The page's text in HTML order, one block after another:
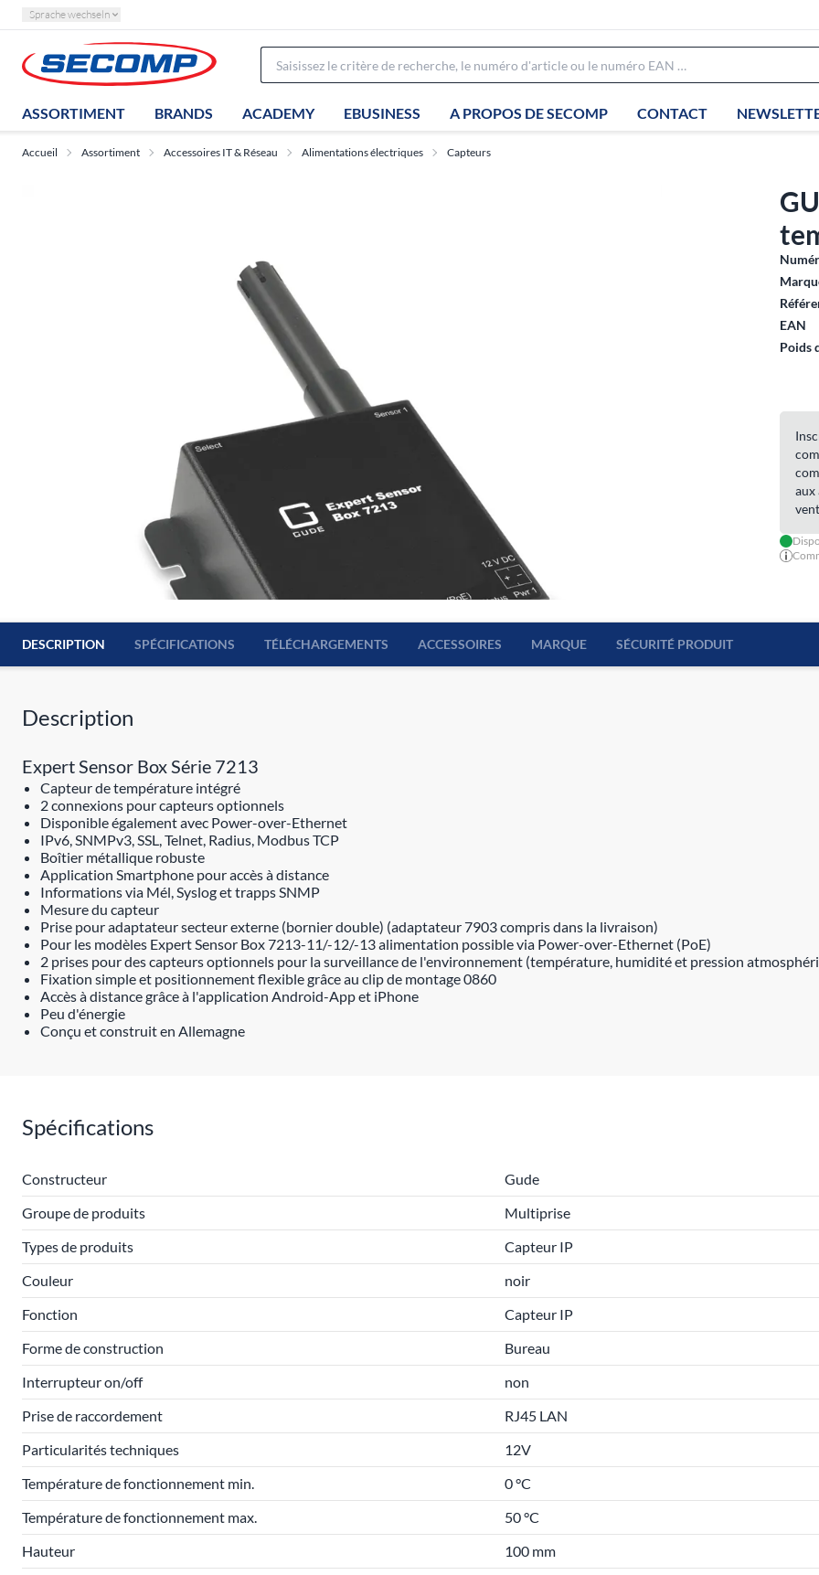
Sprache wechseln
ASSORTIMENT BRANDS ACADEMY EBUSINESS A PROPOS DE SECOMP CONTACT
Accueil Assortiment Accessoires IT & Réseau Alimentations électriques Capteurs
EAN
Poids
aux
DESCRIPTION SPÉCIFICATIONS TÉLÉCHARGEMENTS ACCESSOIRES MARQUE SÉCURITÉ PRODUIT
Description
Expert Sensor Box Série 7213
Capteur de température intégré
2 connexions pour capteurs optionnels
Disponible également avec Power-over-Ethernet
IPv6, SNMPv3, SSL, Telnet, Radius, Modbus TCP
Boîtier métallique robuste
Application Smartphone pour accès à distance
Informations via Mél, Syslog et trapps SNMP
Mesure du capteur
Prise pour adaptateur secteur externe (bornier double) (adaptateur 7903 compris dans la livraison)
Pour les modèles Expert Sensor Box 7213-11/-12/-13 alimentation possible via Power-over-Ethernet (PoE)
2 prises pour des capteurs optionnels pour la surveillance de l'environnement (température, humidité et pression
Fixation simple et positionnement flexible grâce au clip de montage 0860
Accès à distance grâce à l'application Android-App et iPhone
Peu d'énergie
Conçu et construit en Allemagne
Spécifications
Constructeur
Gude
Groupe de produits
Multiprise
Types de produits
Capteur IP
Couleur
noir
Fonction
Capteur IP
Forme de construction
Bureau
Interrupteur on/off
non
Prise de raccordement
RJ45 LAN
Particularités techniques
12V
Température de fonctionnement min.
0 °C
Température de fonctionnement max.
50 °C
Hauteur
100 mm